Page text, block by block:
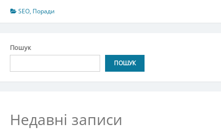
трафік
для
SEO, Поради
Пошук
ПОШУК
Недавні записи